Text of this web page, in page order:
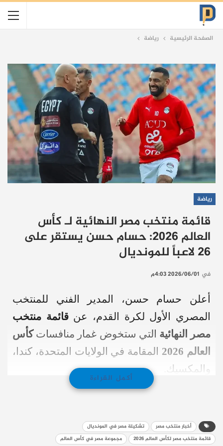
الصفحة الرئيسية رياضة
رياضة
قائمة منتخب مصر النهائية لـ كأس
العالم 2026: حسام حسن يستقر على
26 لاعباً للمونديال
في 2026/06/01 4:03م
أعلن حسام حسن، المدير الفني للمنتخب
المصري الأول لكرة القدم، عنقائمة منتخب
مصر النهائية التي ستخوض غمار منافساتكأس
العالم 2026
المقامة في الولايات المتحدة، كندا،
والمكسيك.
وشهدت القائمة استقرار “العميد” على
(لاعب إنبي) أبرز المستبعدين لأسباب فنية من
أكمل القراءة
أخبار منتخب مصر
تشكيلة مصر في المونديال
قائمة منتخب مصر لكأس العالم 2026
مجموعة مصر في كأس العالم